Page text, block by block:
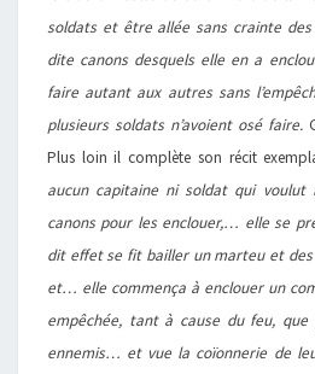
soldats et être allée sans crainte des
dite canons desquels elle en a
faire autant aux autres sans
plusieurs soldats n’avoient osé faire.
Plus loin il complète son récit
aucun capitaine ni soldat qui voulut
canons pour les enclouer,… elle se
dit effet se fit bailler un marteu et
et… elle commença à enclouer un
empêchée, tant à cause du feu,
ennemis… et vue la coïonnerie de